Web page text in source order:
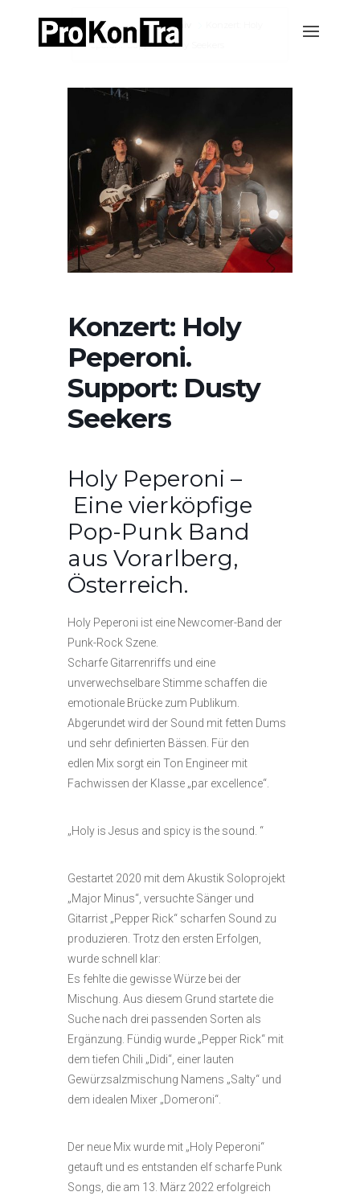
Home Events-Archiv
Peperoni. Support: Dusty Seekers
Konzert: Holy
Peperoni.
Support: Dusty
Seekers
Holy Peperoni –
Eine vierköpfige
Pop-Punk Band
aus Vorarlberg,
Österreich.
Holy Peperoni ist eine Newcomer-Band der
Punk-Rock Szene.
Scharfe Gitarrenriffs und eine
unverwechselbare Stimme schaffen die
emotionale Brücke zum Publikum.
Abgerundet wird der Sound mit fetten Dums
und sehr definierten Bässen. Für den
edlen Mix sorgt ein Ton Engineer mit
Fachwissen der Klasse „par excellence“.
„Holy is Jesus and spicy is the sound. “
Gestartet 2020 mit dem Akustik Soloprojekt
„Major Minus“, versuchte Sänger und
Gitarrist „Pepper Rick“ scharfen Sound zu
produzieren. Trotz den ersten Erfolgen,
wurde schnell klar:
Es fehlte die gewisse Würze bei der
Mischung. Aus diesem Grund startete die
Suche nach drei passenden Sorten als
Ergänzung. Fündig wurde „Pepper Rick“ mit
dem tiefen Chili „Didi“, einer lauten
Gewürzsalzmischung Namens „Salty“ und
dem idealen Mixer „Domeroni“.
Der neue Mix wurde mit „Holy Peperoni“
getauft und es entstanden elf scharfe Punk
Songs, die am 13. März 2022 erfolgreich